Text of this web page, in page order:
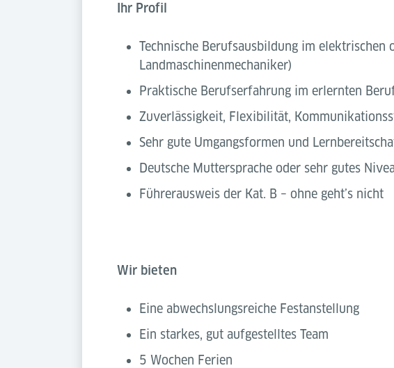
Ihr Profil
Technische Berufsausbildung im
Landmaschinenmechaniker)
Praktische Berufserfahrung im erlernten
Zuverlässigkeit, Flexibilität,
Sehr gute Umgangsformen und
Deutsche Muttersprache oder sehr gutes
Führerausweis der Kat. B – ohne geht’s nicht
Wir bieten
Eine abwechslungsreiche Festanstellung
Ein starkes, gut aufgestelltes Team
5 Wochen Ferien